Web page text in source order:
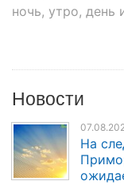
ночь, утро, день
Новости
На